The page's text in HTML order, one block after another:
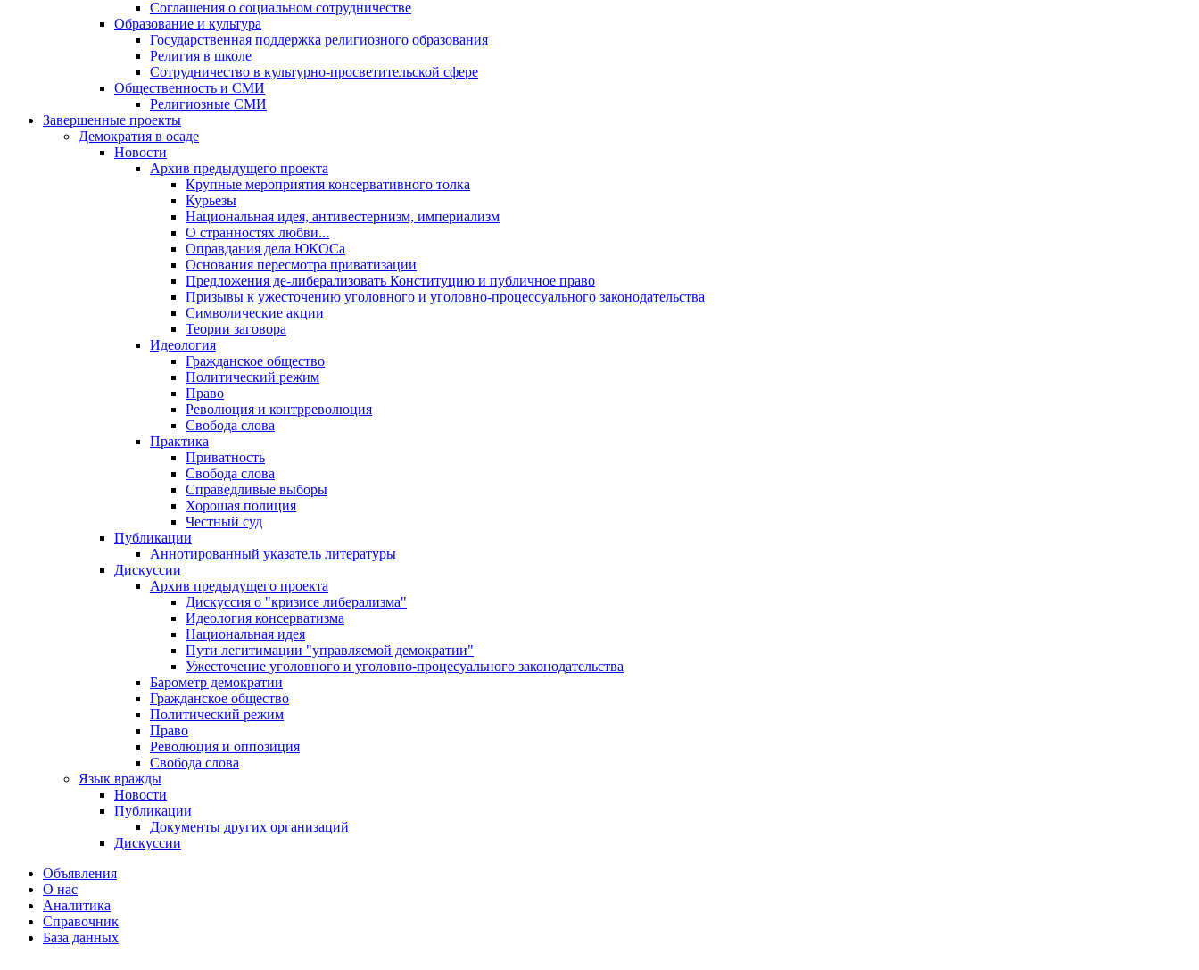
Соглашения о социальном сотрудничестве
Образование и культура
Государственная поддержка религиозного образования
Религия в школе
Сотрудничество в культурно-просветительской сфере
Общественность и СМИ
Религиозные СМИ
Завершенные проекты
Демократия в осаде
Новости
Архив предыдущего проекта
Крупные мероприятия консервативного толка
Курьезы
Национальная идея, антивестернизм, империализм
О странностях любви...
Оправдания дела ЮКОСа
Основания пересмотра приватизации
Предложения де-либерализовать Конституцию и публичное право
Призывы к ужесточению уголовного и уголовно-процессуального законодательства
Символические акции
Теории заговора
Идеология
Гражданское общество
Политический режим
Право
Революция и контрреволюция
Свобода слова
Практика
Приватность
Свобода слова
Справедливые выборы
Хорошая полиция
Честный суд
Публикации
Аннотированный указатель литературы
Дискуссии
Архив предыдущего проекта
Дискуссия о "кризисе либерализма"
Идеология консерватизма
Национальная идея
Пути легитимации "управляемой демократии"
Ужесточение уголовного и уголовно-процесуального законодательства
Барометр демократии
Гражданское общество
Политический режим
Право
Революция и оппозиция
Свобода слова
Язык вражды
Новости
Публикации
Документы других организаций
Дискуссии
Объявления
О нас
Аналитика
Справочник
База данных